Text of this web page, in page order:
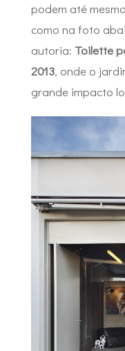
podem até
como na foto
autoria: Toilette
2013, onde o
grande impacto